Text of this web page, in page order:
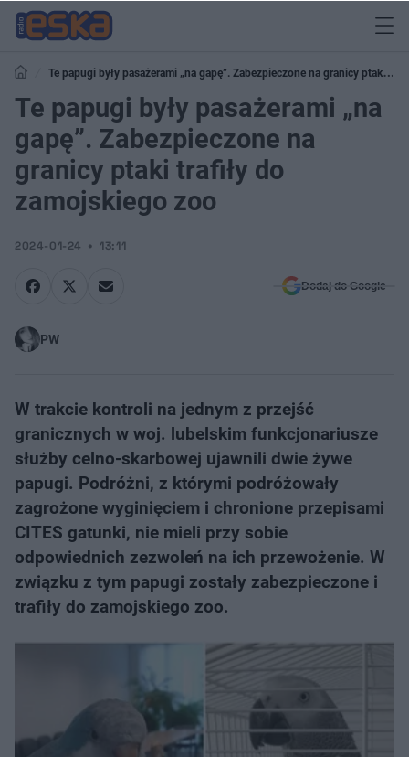
Te papugi były pasażerami „na gapę”. Zabezpieczone na granicy ptaki
trafiły do zamojskiego zoo
Te papugi były pasażerami „na
gapę”. Zabezpieczone na
granicy ptaki trafiły do
zamojskiego zoo
2024-01-24 13:11
Dodaj do Google
PW
W trakcie kontroli na jednym z przejść
granicznych w woj. lubelskim funkcjonariusze
służby celno-skarbowej ujawnili dwie żywe
papugi. Podróżni, z którymi podróżowały
zagrożone wyginięciem i chronione przepisami
CITES gatunki, nie mieli przy sobie
odpowiednich zezwoleń na ich przewożenie. W
związku z tym papugi zostały zabezpieczone i
trafiły do zamojskiego zoo.